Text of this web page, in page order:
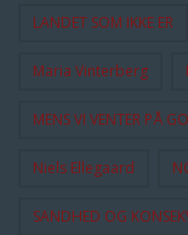
LANDET SOM IKKE ER
Maria Vinterberg
MENS VI VENTER PÅ
Niels Ellegaard
SANDHED OG